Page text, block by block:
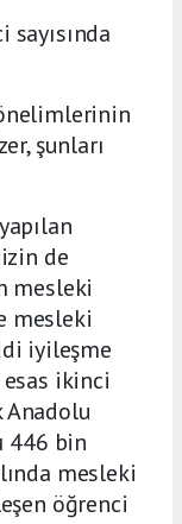
şunları
de
mesleki
mesleki
iyileşme
ikinci
446 bin
mesleki
öğrenci